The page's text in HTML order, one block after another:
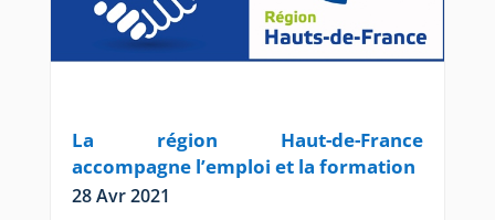
La région Haut-de-France
accompagne l’emploi et la formation
28 Avr 2021